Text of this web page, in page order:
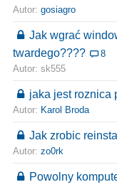
Autor: gosiagro
Jak wgrać
twardego????
8
Autor: sk555
jaka jest roznica
Autor: Karol Broda
Jak zrobic
Autor: zo0rk
Powolny